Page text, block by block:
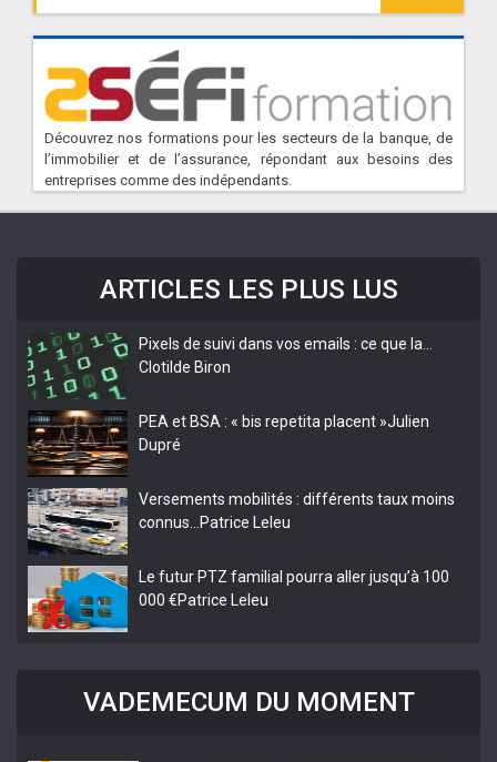
Découvrez nos formations pour les secteurs de la banque, de
l’immobilier et de l’assurance, répondant aux besoins des
entreprises comme des indépendants.
ARTICLES LES PLUS LUS
Pixels de suivi dans vos emails : ce que la…
Clotilde Biron
PEA et BSA : « bis repetita placent »Julien
Dupré
Versements mobilités : différents taux moins
connus…
Patrice Leleu
Le futur PTZ familial pourra aller jusqu’à 100
000 €Patrice Leleu
VADEMECUM DU MOMENT